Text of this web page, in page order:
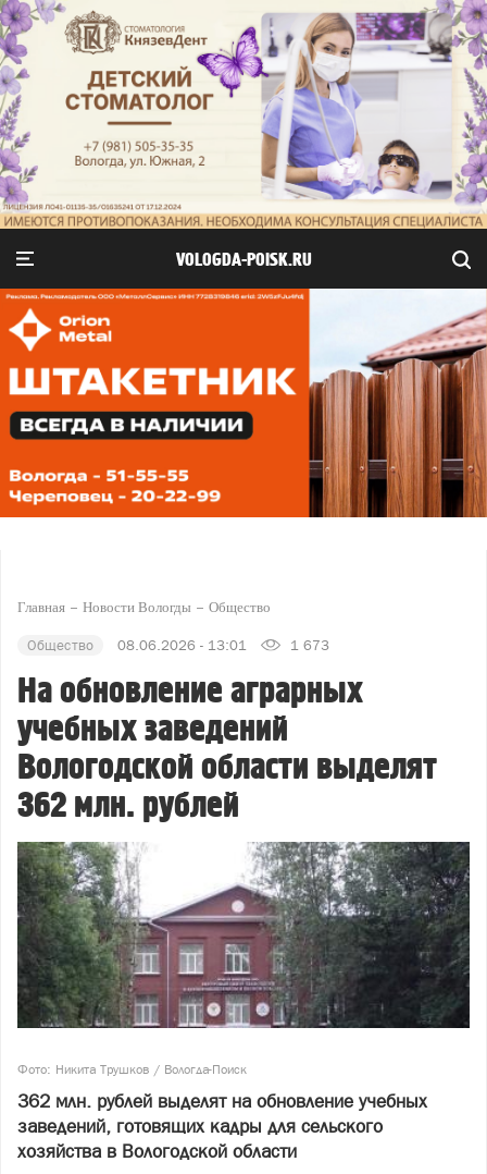
VOLOGDA-POISK.RU
Главная Новости Вологды Общество
Общество 08.06.2026 - 13:01 1 673
На обновление аграрных
учебных заведений
Вологодской области выделят
362 млн. рублей
Фото: Никита Трушков / Вологда-Поиск
362 млн. рублей выделят на обновление учебных
заведений, готовящих кадры для сельского
хозяйства в Вологодской области